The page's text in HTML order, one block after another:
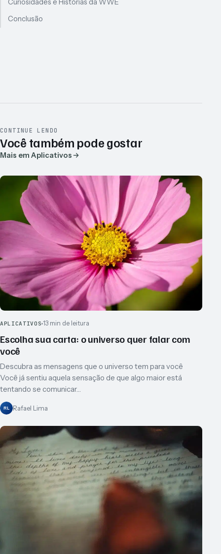
Curiosidades e Histórias da WWE
Conclusão
CONTINUE LENDO
Você também pode gostar
Mais em Aplicativos
APLICATIVOS 13 min de leitura
Escolha sua carta: o universo quer falar com
você
Descubra as mensagens que o universo tem para você
Você já sentiu aquela sensação de que algo maior está
tentando se comunicar…
RL Rafael Lima